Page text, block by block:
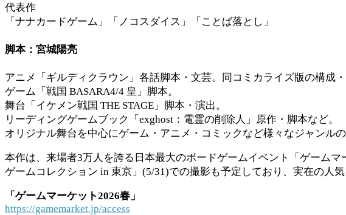
代表作
「ナナカードゲーム」「ノコスダイス」「ことば落とし」
脚本：宮城陽亮
アニメ「ギルディクラウン」各話脚本・⽂芸。同コミカライズ版の構成・
ゲーム「戦国 BASARA4/4 皇」脚本。
舞台「イケメン戦国 THE STAGE」脚本・演出。
リーディングゲームブック「exghost：電霊の削除人」原作・脚本など。
オリジナル舞台を中心にゲーム・アニメ・コミックなど様々なジャンルの
本作は、来場者3万人を誇る日本最大のボードゲームイベント「ゲーム
ゲームコレクション in 東京」(5/31)での撮影も予定しており、実在の人
「ゲームマーケット2026春」
https://gamemarket.jp/access